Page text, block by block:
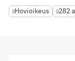
Hovioikeus 282